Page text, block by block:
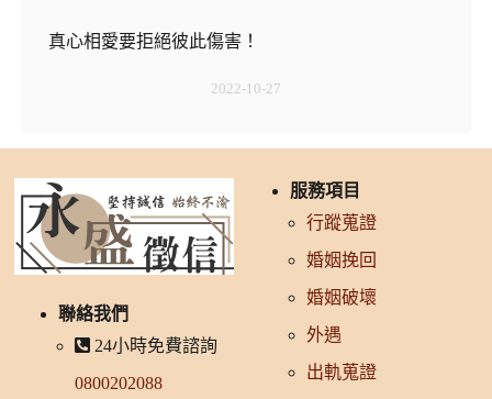
真心相愛要拒絕彼此傷害！
2022-10-27
聯絡我們
24小時免費諮詢
0800202088
服務項目
行蹤蒐證
婚姻挽回
婚姻破壞
外遇
出軌蒐證